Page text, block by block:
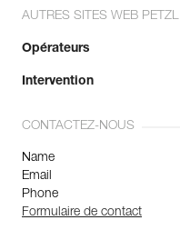
AUTRES SITES WEB PETZL
Opérateurs
Intervention
CONTACTEZ-NOUS
Name
Email
Phone
Formulaire de contact